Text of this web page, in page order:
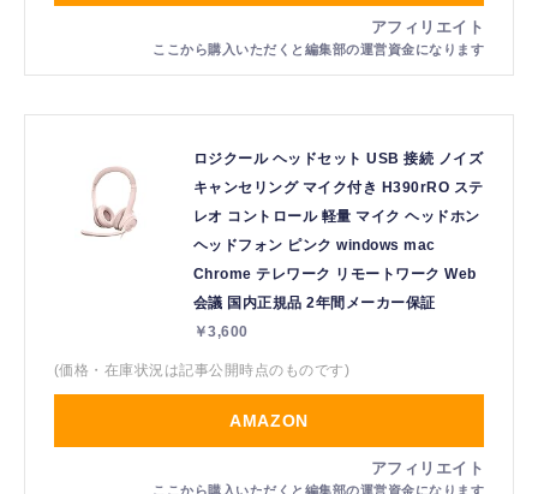
ロジクール ヘッドセット USB 接続 ノイズ
キャンセリング マイク付き H390rRO ステ
レオ コントロール 軽量 マイク ヘッドホン
ヘッドフォン ピンク windows mac
Chrome テレワーク リモートワーク Web
会議 国内正規品 2年間メーカー保証
￥3,600
(価格・在庫状況は記事公開時点のものです)
AMAZON